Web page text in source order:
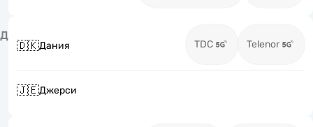
Д
🇩🇰Дания TDC Telenor
🇯🇪Джерси